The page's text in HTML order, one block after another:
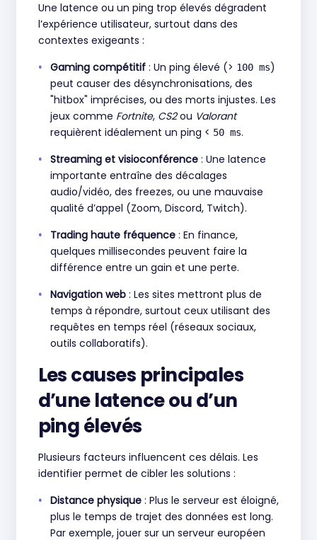
Une latence ou un ping trop élevés dégradent
l’expérience utilisateur, surtout dans des
contextes exigeants :
Gaming compétitif : Un ping élevé (> 100 ms)
peut causer des désynchronisations, des
"hitbox" imprécises, ou des morts injustes. Les
jeux comme Fortnite, CS2ou Valorant
requièrent idéalement un ping < 50 ms.
Streaming et visioconférence : Une latence
importante entraîne des décalages
audio/vidéo, des freezes, ou une mauvaise
qualité d’appel (Zoom, Discord, Twitch).
Trading haute fréquence : En finance,
quelques millisecondes peuvent faire la
différence entre un gain et une perte.
Navigation web : Les sites mettront plus de
temps à répondre, surtout ceux utilisant des
requêtes en temps réel (réseaux sociaux,
outils collaboratifs).
Les causes principales
d’une latence ou d’un
ping élevés
Plusieurs facteurs influencent ces délais. Les
identifier permet de cibler les solutions :
Distance physique : Plus le serveur est éloigné,
plus le temps de trajet des données est long.
Par exemple, jouer sur un serveur européen